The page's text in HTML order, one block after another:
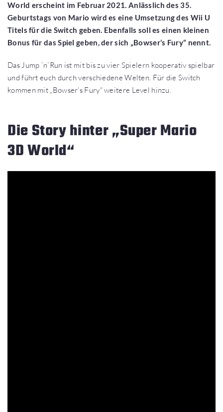
World erscheint im Februar 2021. Anlässlich des 35.
Geburtstags von Mario wird es eine Umsetzung des Wii U
Titels für die Switch geben. Ebenfalls soll es einen kleinen
Bonus für das Spiel geben, der sich „Bowser’s Fury“ nennt.
Das Jump `n`Run ist mit bis zu vier Spielern kooperativ spielbar
und führt euch durch verschiedene Welten. Für die Switch
kommen mit „Bowser’s Fury“ weitere Level hinzu.
Die Story hinter „Super Mario
3D World“